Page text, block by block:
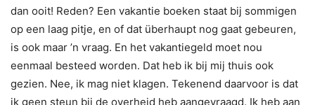
dan ooit! Reden? Een vakantie boeken staat bij sommigen
op een laag pitje, en of dat überhaupt nog gaat gebeuren,
is ook maar ’n vraag. En het vakantiegeld moet nou
eenmaal besteed worden. Dat heb ik bij mij thuis ook
gezien. Nee, ik mag niet klagen. Tekenend daarvoor is dat
ik geen steun bij de overheid heb aangevraagd. Ik heb aan